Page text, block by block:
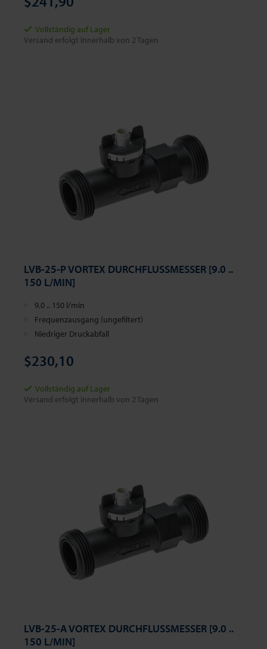
Vollständig auf Lager
Versand erfolgt innerhalb von 2 Tagen
LVB-25-P VORTEX DURCHFLUSSMESSER [9.0 ..
150 L/MIN]
9.0 .. 150 l/min
Frequenzausgang (ungefiltert)
Niedriger Druckabfall
$230,10
Vollständig auf Lager
Versand erfolgt innerhalb von 2 Tagen
LVB-25-A VORTEX DURCHFLUSSMESSER [9.0 ..
150 L/MIN]